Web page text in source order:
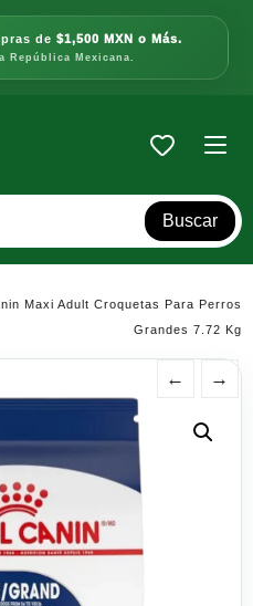
de $1,500 MXN o Más.
República Mexicana.
Buscar
Maxi Adult Croquetas Para Perros
Grandes 7.72 Kg
← →